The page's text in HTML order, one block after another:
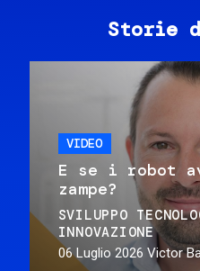
Storie
VIDEO
E se i robot
zampe?
SVILUPPO
INNOVAZIONE
06 Luglio 2026 Victor